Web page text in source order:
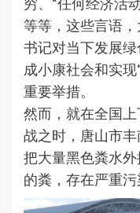
等等，这些言语
书记对当下发展
成小康社会和实
重要举措。
然而，就在全国
战之时，唐山市
把大量黑色粪水
的粪，存在严重污